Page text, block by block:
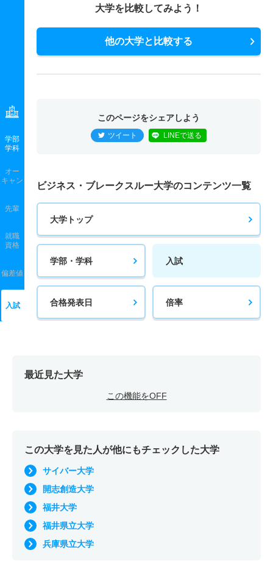
学部
学科
オー
キャン
先輩
就職
資格
偏差値
入試
大学を比較してみよう！
他の大学と比較する
このページをシェアしよう
ツイート LINEで送る
ビジネス・ブレークスルー大学のコンテンツ一覧
大学トップ
学部・学科 入試
合格発表日 倍率
最近見た大学
この機能をOFF
この大学を見た人が他にもチェックした大学
サイバー大学
開志創造大学
福井大学
福井県立大学
兵庫県立大学